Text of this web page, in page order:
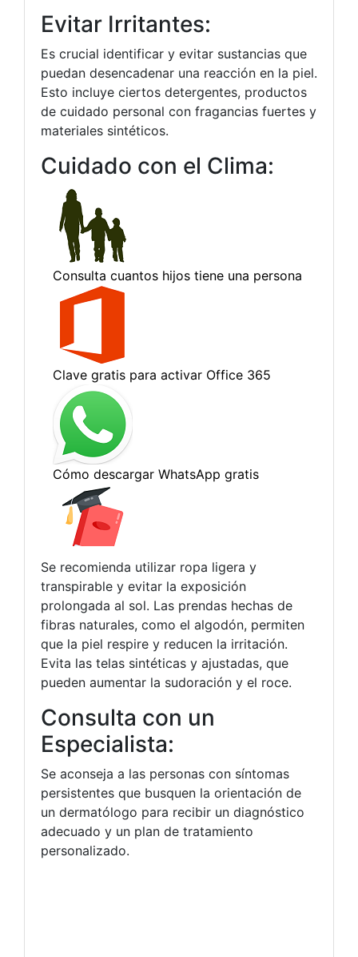
Evitar Irritantes:
Es crucial identificar y evitar sustancias que
puedan desencadenar una reacción en la piel.
Esto incluye ciertos detergentes, productos
de cuidado personal con fragancias fuertes y
materiales sintéticos.
Cuidado con el Clima:
Se recomienda utilizar ropa ligera y
transpirable y evitar la exposición
prolongada al sol. Las prendas hechas de
fibras naturales, como el algodón, permiten
que la piel respire y reducen la irritación.
Evita las telas sintéticas y ajustadas, que
pueden aumentar la sudoración y el roce.
Consulta con un
Especialista:
Se aconseja a las personas con síntomas
persistentes que busquen la orientación de
un dermatólogo para recibir un diagnóstico
adecuado y un plan de tratamiento
personalizado.